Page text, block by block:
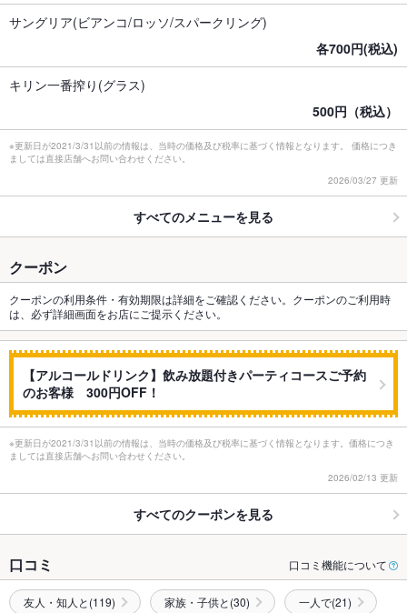
サングリア(ビアンコ/ロッソ/スパークリング)
各700円(税込)
キリン一番搾り(グラス)
500円（税込）
※更新日が2021/3/31以前の情報は、当時の価格及び税率に基づく情報となります。 価格につき
ましては直接店舗へお問い合わせください。
2026/03/27 更新
すべてのメニューを見る
クーポン
クーポンの利用条件・有効期限は詳細をご確認ください。クーポンのご利用時
は、必ず詳細画面をお店にご提示ください。
【アルコールドリンク】飲み放題付きパーティコースご予約
のお客様 300円OFF！
※更新日が2021/3/31以前の情報は、当時の価格及び税率に基づく情報となります。価格につき
ましては直接店舗へお問い合わせください。
2026/02/13 更新
すべてのクーポンを見る
口コミ 口コミ機能について
友人・知人と(119) 家族・子供と(30) 一人で(21)